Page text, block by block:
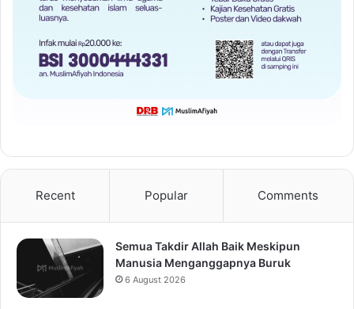
Recent Popular Comments
Semua Takdir Allah Baik Meskipun
Manusia Menganggapnya Buruk
6 August 2026